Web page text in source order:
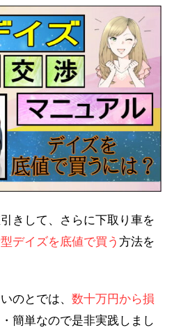
きして、さらに下取り車を
デイズを底値で買う 方法を
のとでは、 数十万円から損
簡単なので是非実践しまし